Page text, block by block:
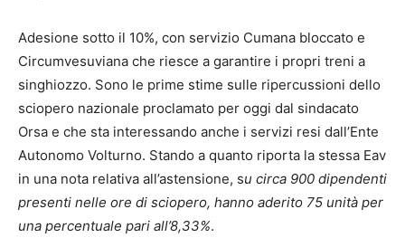
Adesione sotto il 10%, con servizio Cumana bloccato e
Circumvesuviana che riesce a garantire i propri treni a
singhiozzo. Sono le prime stime sulle ripercussioni dello
sciopero nazionale proclamato per oggi dal sindacato
Orsa e che sta interessando anche i servizi resi dall’Ente
Autonomo Volturno. Stando a quanto riporta la stessa Eav
in una nota relativa all’astensione, su circa 900 dipendenti
presenti nelle ore di sciopero, hanno aderito 75 unità per
una percentuale pari all’8,33%.